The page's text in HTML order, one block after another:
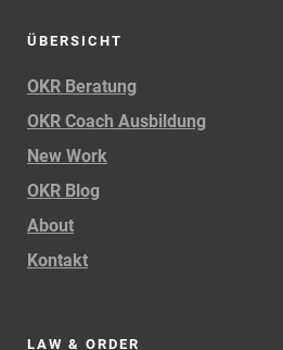
ÜBERSICHT
OKR Beratung
OKR Coach Ausbildung
New Work
OKR Blog
About
Kontakt
LAW & ORDER